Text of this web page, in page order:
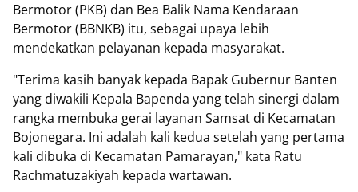
Bermotor (PKB) dan Bea Balik Nama Kendaraan
Bermotor (BBNKB) itu, sebagai upaya lebih
mendekatkan pelayanan kepada masyarakat.
"Terima kasih banyak kepada Bapak Gubernur Banten
yang diwakili Kepala Bapenda yang telah sinergi dalam
rangka membuka gerai layanan Samsat di Kecamatan
Bojonegara. Ini adalah kali kedua setelah yang pertama
kali dibuka di Kecamatan Pamarayan," kata Ratu
Rachmatuzakiyah kepada wartawan.